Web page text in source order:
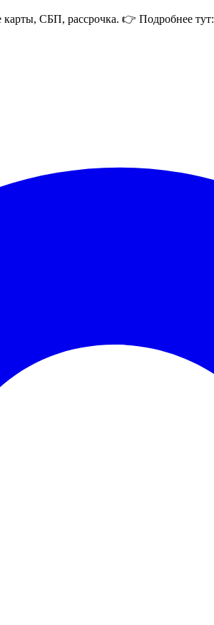
карты, СБП, рассрочка. 👉 Подробнее тут: